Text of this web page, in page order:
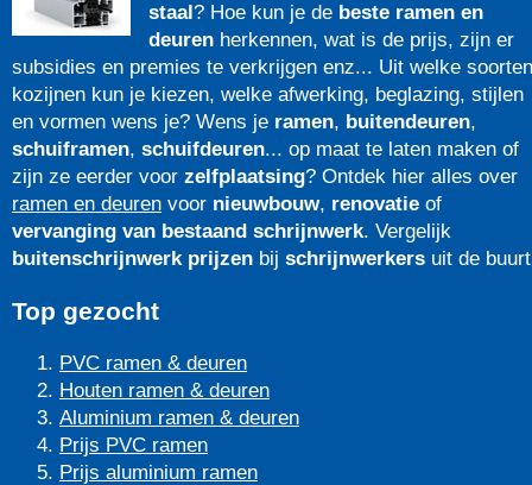
staal ? Hoe kun je de beste ramen en
deuren herkennen, wat is de prijs, zijn er
subsidies en premies te verkrijgen enz... Uit welke soorten
kozijnen kun je kiezen, welke afwerking, beglazing, stijlen
en vormen wens je? Wens je ramen, buitendeuren,
schuiframen, schuifdeuren... op maat te laten maken of
zijn ze eerder voor zelfplaatsing? Ontdek hier alles over
ramen en deuren voor nieuwbouw, renovatie of
vervanging van bestaand schrijnwerk. Vergelijk
buitenschrijnwerk prijzen bij schrijnwerkers uit de
Top gezocht
PVC ramen & deuren
Houten ramen & deuren
Aluminium ramen & deuren
Prijs PVC ramen
Prijs aluminium ramen